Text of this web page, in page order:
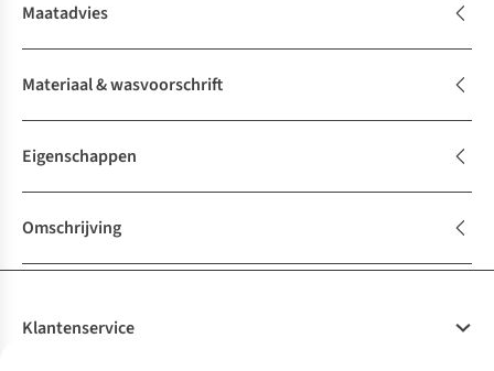
Maatadvies
Materiaal & wasvoorschrift
Eigenschappen
Omschrijving
Klantenservice